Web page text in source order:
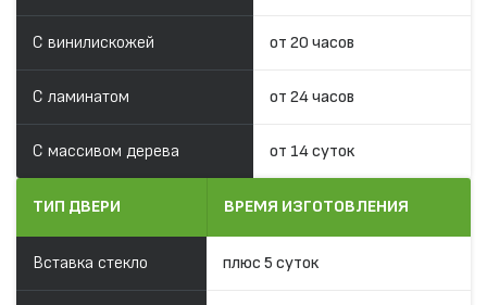
С винилискожей от 20 часов
С ламинатом от 24 часов
С массивом дерева от 14 суток
ТИП ДВЕРИ ВРЕМЯ ИЗГОТОВЛЕНИЯ
Вставка стекло плюс 5 суток